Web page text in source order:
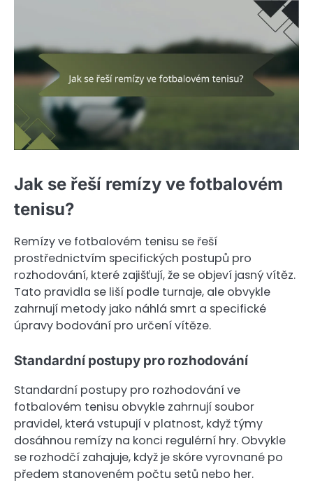
Jak se řeší remízy ve fotbalovém
tenisu?
Remízy ve fotbalovém tenisu se řeší
prostřednictvím specifických postupů pro
rozhodování, které zajišťují, že se objeví jasný vítěz.
Tato pravidla se liší podle turnaje, ale obvykle
zahrnují metody jako náhlá smrt a specifické
úpravy bodování pro určení vítěze.
Standardní postupy pro rozhodování
Standardní postupy pro rozhodování ve
fotbalovém tenisu obvykle zahrnují soubor
pravidel, která vstupují v platnost, když týmy
dosáhnou remízy na konci regulérní hry. Obvykle
se rozhodčí zahajuje, když je skóre vyrovnané po
předem stanoveném počtu setů nebo her.